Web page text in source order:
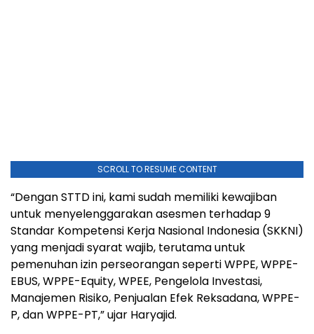
SCROLL TO RESUME CONTENT
“Dengan STTD ini, kami sudah memiliki kewajiban
untuk menyelenggarakan asesmen terhadap 9
Standar Kompetensi Kerja Nasional Indonesia (SKKNI)
yang menjadi syarat wajib, terutama untuk
pemenuhan izin perseorangan seperti WPPE, WPPE-
EBUS, WPPE-Equity, WPEE, Pengelola Investasi,
Manajemen Risiko, Penjualan Efek Reksadana, WPPE-
P, dan WPPE-PT,” ujar Haryajid.